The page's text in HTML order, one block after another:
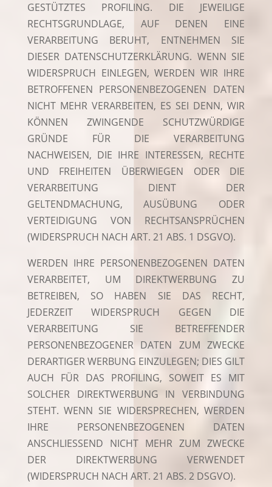
GESTÜTZTES PROFILING. DIE JEWEILIGE
RECHTSGRUNDLAGE, AUF DENEN EINE
VERARBEITUNG BERUHT, ENTNEHMEN SIE
DIESER DATENSCHUTZERKLÄRUNG. WENN SIE
WIDERSPRUCH EINLEGEN, WERDEN WIR IHRE
BETROFFENEN PERSONENBEZOGENEN DATEN
NICHT MEHR VERARBEITEN, ES SEI DENN, WIR
KÖNNEN ZWINGENDE SCHUTZWÜRDIGE
GRÜNDE FÜR DIE VERARBEITUNG
NACHWEISEN, DIE IHRE INTERESSEN, RECHTE
UND FREIHEITEN ÜBERWIEGEN ODER DIE
VERARBEITUNG DIENT DER
GELTENDMACHUNG, AUSÜBUNG ODER
VERTEIDIGUNG VON RECHTSANSPRÜCHEN
(WIDERSPRUCH NACH ART. 21 ABS. 1 DSGVO).
WERDEN IHRE PERSONENBEZOGENEN DATEN
VERARBEITET, UM DIREKTWERBUNG ZU
BETREIBEN, SO HABEN SIE DAS RECHT,
JEDERZEIT WIDERSPRUCH GEGEN DIE
VERARBEITUNG SIE BETREFFENDER
PERSONENBEZOGENER DATEN ZUM ZWECKE
DERARTIGER WERBUNG EINZULEGEN; DIES GILT
AUCH FÜR DAS PROFILING, SOWEIT ES MIT
SOLCHER DIREKTWERBUNG IN VERBINDUNG
STEHT. WENN SIE WIDERSPRECHEN, WERDEN
IHRE PERSONENBEZOGENEN DATEN
ANSCHLIESSEND NICHT MEHR ZUM ZWECKE
DER DIREKTWERBUNG VERWENDET
(WIDERSPRUCH NACH ART. 21 ABS. 2 DSGVO).